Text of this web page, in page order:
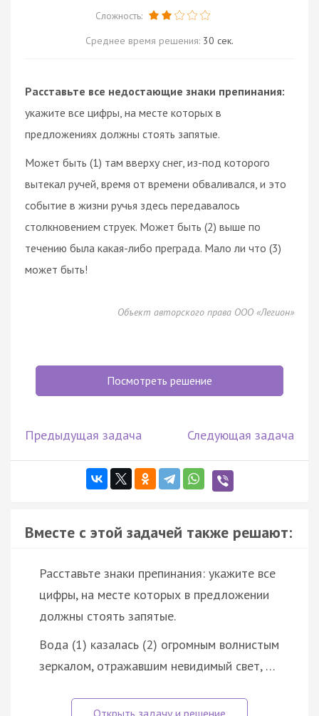
Сложность:
Среднее время решения: 30 сек.
Расставьте все недостающие знаки препинания:
укажите все цифры, на месте которых в
предложениях должны стоять запятые.
Может быть (1) там вверху снег, из-под которого
вытекал ручей, время от времени обваливался, и это
событие в жизни ручья здесь передавалось
столкновением струек. Может быть (2) выше по
течению была какая-либо преграда. Мало ли что (3)
может быть!
Объект авторского права ООО «Легион»
Посмотреть решение
Предыдущая задача Следующая задача
Вместе с этой задачей также решают:
Расставьте знаки препинания: укажите все
цифры, на месте которых в предложении
должны стоять запятые.
Вода (1) казалась (2) огромным волнистым
зеркалом, отражавшим невидимый свет, …